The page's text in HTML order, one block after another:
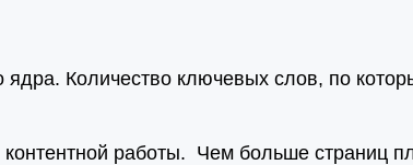
ядра. Количество ключевых слов, по
контентной работы. Чем больше страниц